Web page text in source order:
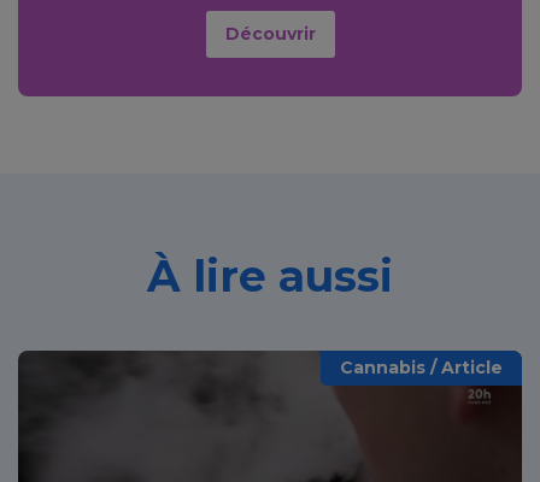
Découvrir
À lire aussi
Cannabis / Article